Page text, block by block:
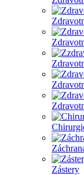
Zástery